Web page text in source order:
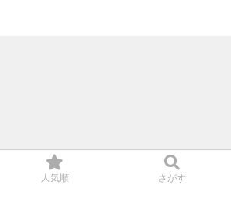
人気順 さがす